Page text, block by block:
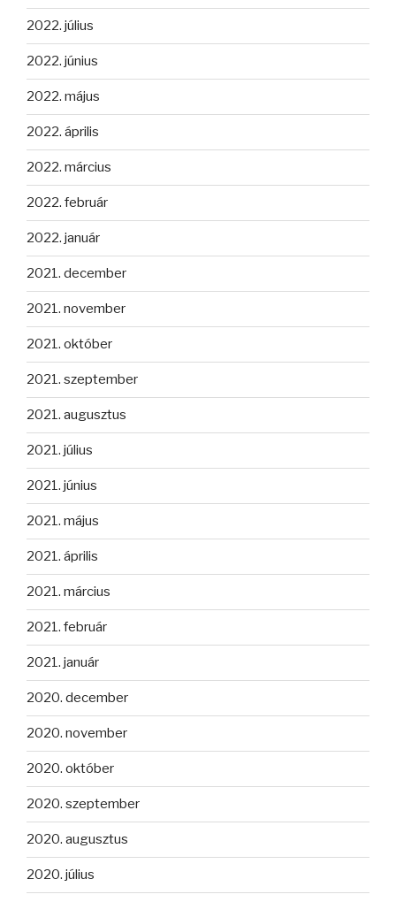
2022. július
2022. június
2022. május
2022. április
2022. március
2022. február
2022. január
2021. december
2021. november
2021. október
2021. szeptember
2021. augusztus
2021. július
2021. június
2021. május
2021. április
2021. március
2021. február
2021. január
2020. december
2020. november
2020. október
2020. szeptember
2020. augusztus
2020. július